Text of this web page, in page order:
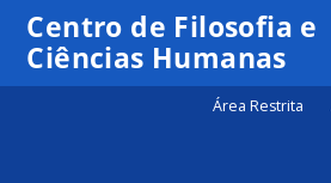
Centro de Filosofia e
Ciências Humanas
Área Restrita